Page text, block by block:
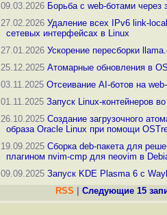
09.03.2026 Борьба с web-ботами через
27.02.2026 Удаление всех IPv6 link-
сетевых интерфейсах в Linux
27.01.2026 Ускорение пересборки
25.12.2025 Атомарные обновления в
03.11.2025 Отсеивание AI-ботов на
01.11.2025 Запуск Linux-контейнеров
26.10.2025 Создание загрузочного
образа Oracle Linux при помощи
19.09.2025 Сборка deb-пакета для
плагином nvim-cmp для neovim в
09.09.2025 Запуск KDE Plasma 6 с
RSS
Следующие 15